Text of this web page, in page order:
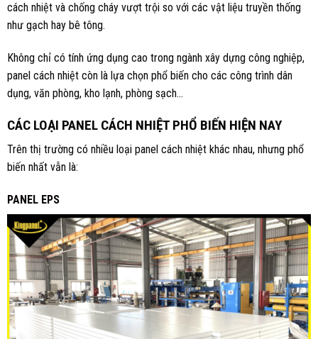
cách nhiệt và chống cháy vượt trội so với các vật liệu truyền thống
như gạch hay bê tông.
Không chỉ có tính ứng dụng cao trong ngành xây dựng công nghiệp,
panel cách nhiệt còn là lựa chọn phổ biến cho các công trình dân
dụng, văn phòng, kho lạnh, phòng sạch…
CÁC LOẠI PANEL CÁCH NHIỆT PHỔ BIẾN HIỆN NAY
Trên thị trường có nhiều loại panel cách nhiệt khác nhau, nhưng phổ
biến nhất vẫn là:
PANEL EPS